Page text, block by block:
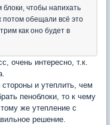
блоки, чтобы напихать
потом обещали всё это
как оно будет в
очень интересно, т.к.
и утеплить, чем
пеноблоки, то к чему
же утепление с
решение.